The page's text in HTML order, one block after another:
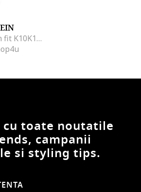
Costum barbati Slim fit K10K105199
cu toate noutatile
campanii
si styling tips.